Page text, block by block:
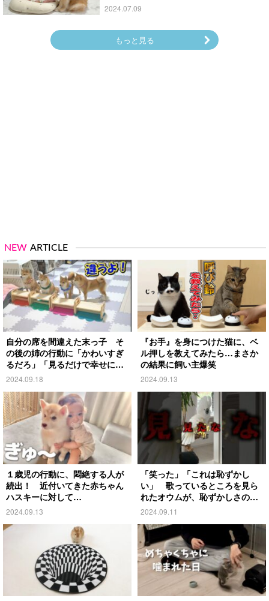
2024.07.09
もっと見る
NEW ARTICLE
自分の席を間違えた末っ子 そ
の後の姉の行動に「かわいすぎ
るだろ」「見るだけで幸せにな
る」
2024.09.18
『お手』を身につけた猫に、ベ
ル押しを教えてみたら…まさか
の結果に飼い主爆笑
2024.09.13
１歳児の行動に、悶絶する人が
続出！ 近付いてきた赤ちゃん
ハスキーに対して…
2024.09.13
「笑った」「これは恥ずかし
い」 歌っているところを見ら
れたオウムが、恥ずかしさのあ
まり…
2024.09.11